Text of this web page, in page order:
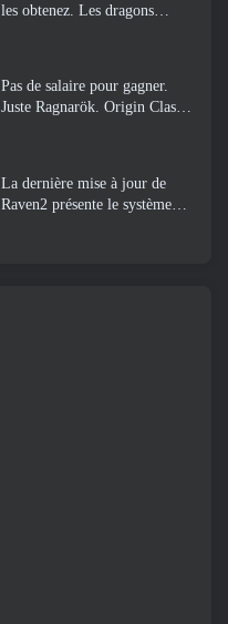
les obtenez. Les dragons
Pas de salaire pour gagner.
Juste Ragnarök. Origin Classic
La dernière mise à jour de
Raven2 présente le système